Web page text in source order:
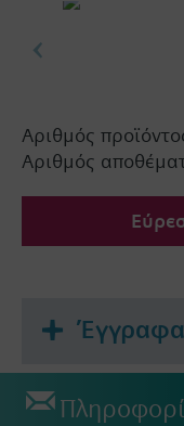
Αριθμός
Αριθμός
Έγγραφα